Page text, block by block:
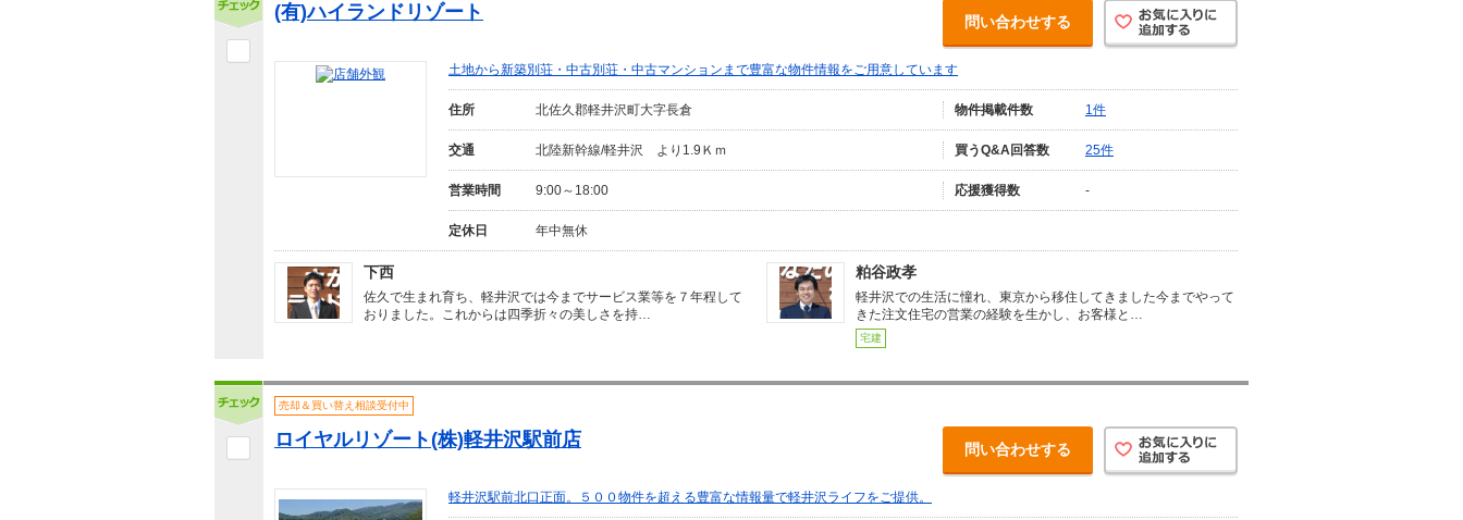
(有)ハイランドリゾート 問い合わせする
土地から新築別荘・中古別荘・中古マンションまで豊富な物件情報をご用意しています
住所 北佐久郡軽井沢町大字長倉 物件掲載件数 1件
交通 北陸新幹線/軽井沢 より1.9Ｋｍ 買うQ&A回答数 25件
営業時間 9:00～18:00 応援獲得数 -
定休日 年中無休
下西
佐久で生まれ育ち、軽井沢では今までサービス業等を７年程して
おりました。これからは四季折々の美しさを持…
粕谷政孝
軽井沢での生活に憧れ、東京から移住してきました今までやって
きた注文住宅の営業の経験を生かし、お客様と…
宅建
売却＆買い替え相談受付中
ロイヤルリゾート(株)軽井沢駅前店 問い合わせする
軽井沢駅前北口正面。５００物件を超える豊富な情報量で軽井沢ライフをご提供。